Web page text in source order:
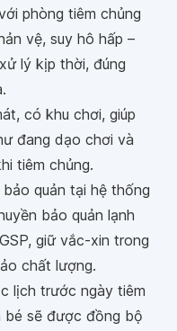
phòng tiêm chủng
vệ, suy hô hấp –
lý kịp thời, đúng
có khu chơi, giúp
đang dạo chơi và
tiêm chủng.
quản tại hệ thống
bảo quản lạnh
giữ vắc-xin trong
chất lượng.
lịch trước ngày tiêm
bé sẽ được đồng bộ